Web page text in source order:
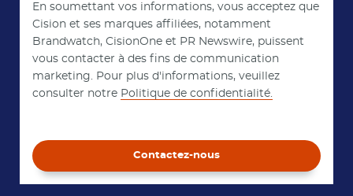
En soumettant vos informations, vous acceptez que
Cision et ses marques affiliées, notamment
Brandwatch, CisionOne et PR Newswire, puissent
vous contacter à des fins de communication
marketing. Pour plus d'informations, veuillez
consulter notre Politique de confidentialité.
Contactez-nous